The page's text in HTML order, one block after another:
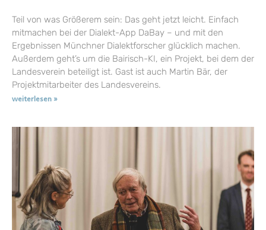
Teil von was Größerem sein: Das geht jetzt leicht. Einfach
mitmachen bei der Dialekt-App DaBay – und mit den
Ergebnissen Münchner Dialektforscher glücklich machen.
Außerdem geht’s um die Bairisch-KI, ein Projekt, bei dem der
Landesverein beteiligt ist. Gast ist auch Martin Bär, der
Projektmitarbeiter des Landesvereins.
weiterlesen »